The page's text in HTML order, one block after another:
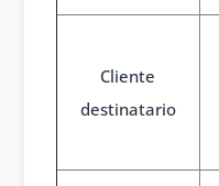
Cliente
destinatario